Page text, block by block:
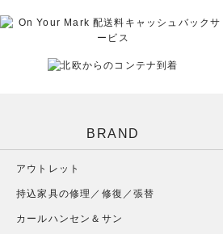
BRAND
アウトレット
持込家具の修理／修復／張替
カールハンセン＆サン